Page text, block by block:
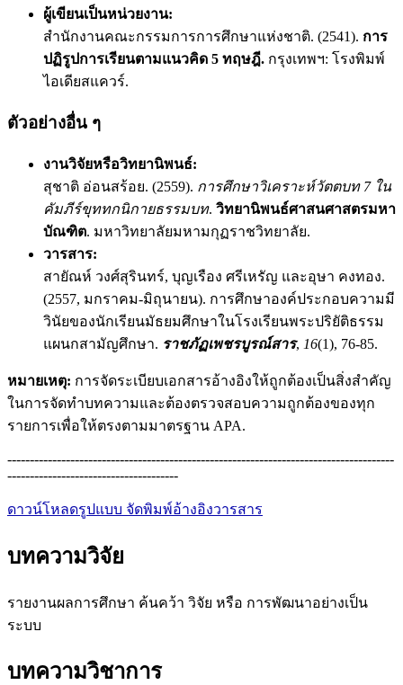
ผู้เขียนเป็นหน่วยงาน:
สำนักงานคณะกรรมการการศึกษาแห่งชาติ. (2541). การ
ปฏิรูปการเรียนตามแนวคิด 5 ทฤษฎี. กรุงเทพฯ: โรงพิมพ์
ไอเดียสแควร์.
ตัวอย่างอื่น ๆ
งานวิจัยหรือวิทยานิพนธ์:
สุชาติ อ่อนสร้อย. (2559). การศึกษาวิเคราะห์วัตตบท 7 ใน
คัมภีร์ขุททกนิกายธรรมบท. วิทยานิพนธ์ศาสนศาสตรมหา
บัณฑิต. มหาวิทยาลัยมหามกุฏราชวิทยาลัย.
วารสาร:
สายัณห์ วงศ์สุรินทร์, บุญเรือง ศรีเหรัญ และอุษา คงทอง.
(2557, มกราคม-มิถุนายน). การศึกษาองค์ประกอบความมี
วินัยของนักเรียนมัธยมศึกษาในโรงเรียนพระปริยัติธรรม
แผนกสามัญศึกษา. ราชภัฏเพชรบูรณ์สาร, 16(1), 76-85.
หมายเหตุ: การจัดระเบียบเอกสารอ้างอิงให้ถูกต้องเป็นสิ่งสำคัญ
ในการจัดทำบทความและต้องตรวจสอบความถูกต้องของทุก
รายการเพื่อให้ตรงตามมาตรฐาน APA.
--------------------------------------------------------------------------------------
--------------------------------------
ดาวน์โหลดรูปแบบ จัดพิมพ์อ้างอิงวารสาร
บทความวิจัย
รายงานผลการศึกษา ค้นคว้า วิจัย หรือ การพัฒนาอย่างเป็น
ระบบ
บทความวิชาการ